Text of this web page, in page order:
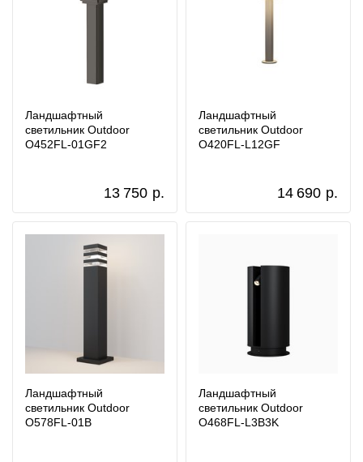
Ландшафтный
светильник Outdoor
O452FL-01GF2
13 750 р.
Ландшафтный
светильник Outdoor
O420FL-L12GF
14 690 р.
Ландшафтный
светильник Outdoor
O578FL-01B
Ландшафтный
светильник Outdoor
O468FL-L3B3K